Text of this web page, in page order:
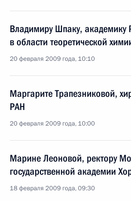
Владимиру Шпаку, академику
в области теоретической
20 февраля 2009 года, 10:10
Маргарите Трапезниковой,
РАН
20 февраля 2009 года, 10:00
Марине Леоновой, ректору
государственной академии
18 февраля 2009 года, 09:30